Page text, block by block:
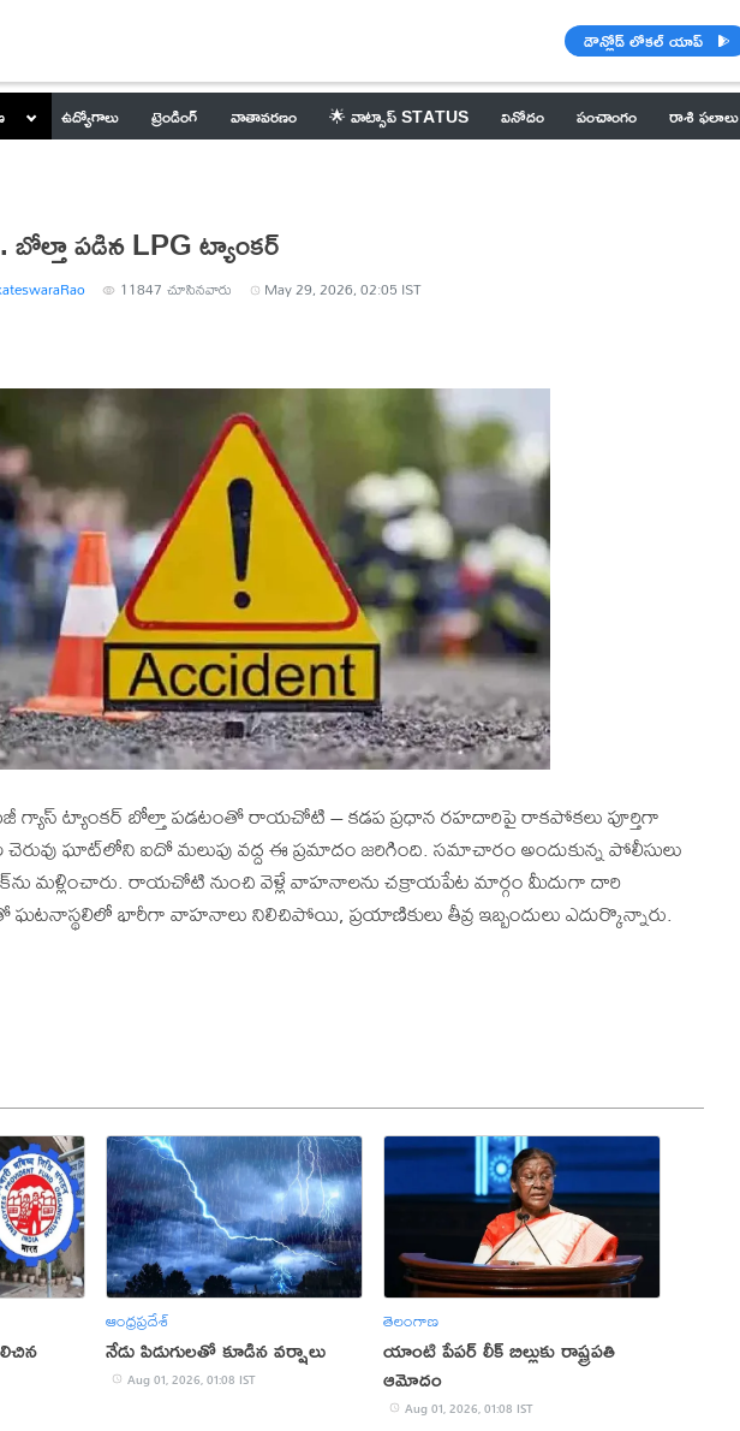
డౌన్లోడ్ లోకల్ యాప్
ఉద్యోగాలు ట్రెండింగ్ వాతావరణం 🌟 వాట్సాప్ STATUS వినోదం పంచాంగం రాశి ఫలాలు
పడిన LPG ట్యాంకర్
11847 చూసినవారు May 29, 2026, 02:05 IST
గ్యాస్ ట్యాంకర్ బోల్తా పడటంతో రాయచోటి – కడప ప్రధాన రహదారిపై రాకపోకలు పూర్తిగా
ఘాట్‌లోని ఐదో మలుపు వద్ద ఈ ప్రమాదం జరిగింది. సమాచారం అందుకున్న పోలీసులు
మళ్లించారు. రాయచోటి నుంచి వెళ్లే వాహనాలను చక్రాయపేట మార్గం మీదుగా దారి
భారీగా వాహనాలు నిలిచిపోయి, ప్రయాణికులు తీవ్ర ఇబ్బందులు ఎదుర్కొన్నారు.
ఆంధ్రప్రదేశ్
నేడు పిడుగులతో కూడిన వర్షాలు
Aug 01, 2026, 01:08 IST
తెలంగాణ
యాంటి పేపర్ లీక్‌ బిల్లుకు రాష్ట్రపతి
ఆమోదం
Aug 01, 2026, 01:08 IST